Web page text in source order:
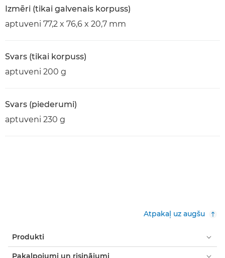
Izmēri (tikai galvenais korpuss)
aptuveni 77,2 x 76,6 x 20,7 mm
Svars (tikai korpuss)
aptuveni 200 g
Svars (piederumi)
aptuveni 230 g
Atpakaļ uz augšu
Produkti
Pakalpojumi un risinājumi